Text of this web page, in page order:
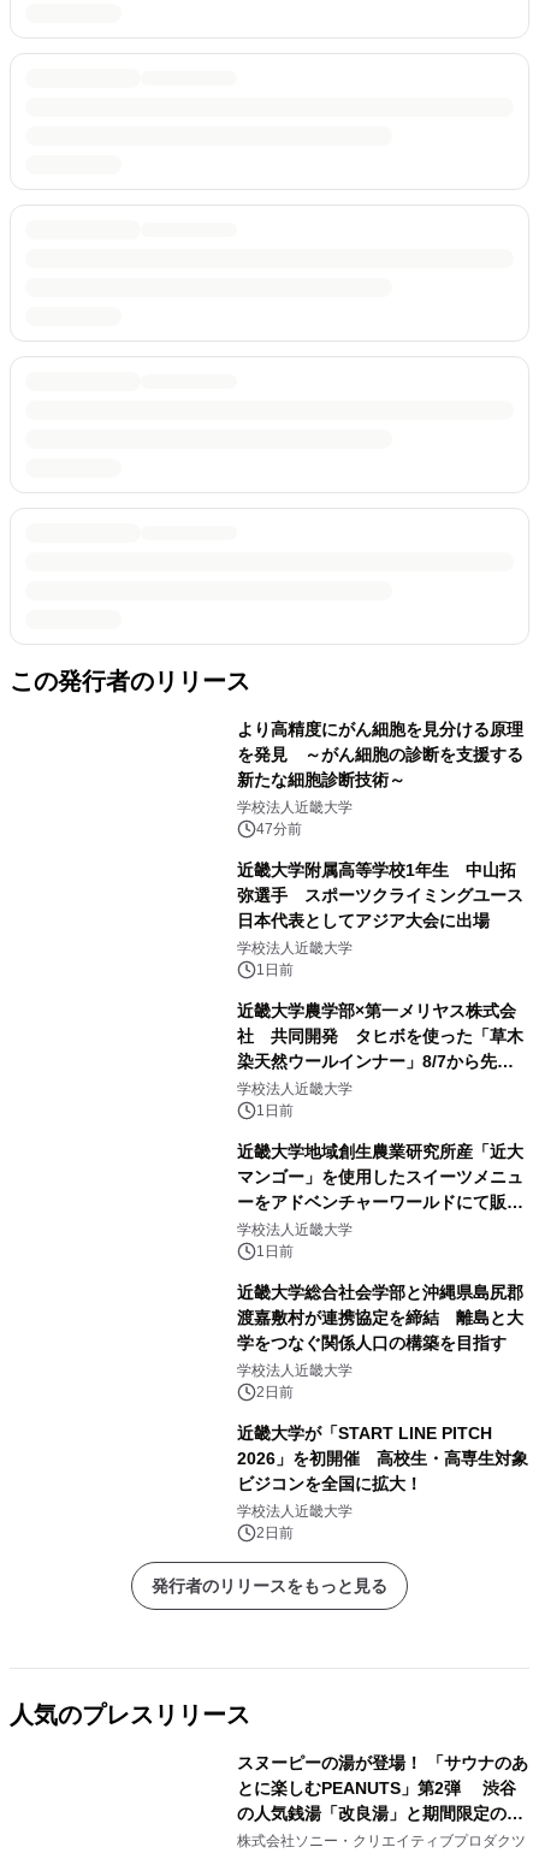
この発行者のリリース
より高精度にがん細胞を見分ける原理
を発見 ～がん細胞の診断を支援する
新たな細胞診断技術～
学校法人近畿大学
47分前
近畿大学附属高等学校1年生 中山拓
弥選手 スポーツクライミングユース
日本代表としてアジア大会に出場
学校法人近畿大学
1日前
近畿大学農学部×第一メリヤス株式会
社 共同開発 タヒボを使った「草木
染天然ウールインナー」8/7から先行
販売
学校法人近畿大学
1日前
近畿大学地域創生農業研究所産「近大
マンゴー」を使用したスイーツメニュ
ーをアドベンチャーワールドにて販売
します パークでしか味わえない期間
限定スイーツを楽しんで♪
学校法人近畿大学
1日前
近畿大学総合社会学部と沖縄県島尻郡
渡嘉敷村が連携協定を締結 離島と大
学をつなぐ関係人口の構築を目指す
学校法人近畿大学
2日前
近畿大学が「START LINE PITCH
2026」を初開催 高校生・高専生対象
ビジコンを全国に拡大！
学校法人近畿大学
2日前
発行者のリリースをもっと見る
人気のプレスリリース
スヌーピーの湯が登場！ 「サウナのあ
とに楽しむPEANUTS」第2弾 渋谷
の人気銭湯「改良湯」と期間限定のコ
ラボレーション サウナイキタイコラ
株式会社ソニー・クリエイティブプロダクツ